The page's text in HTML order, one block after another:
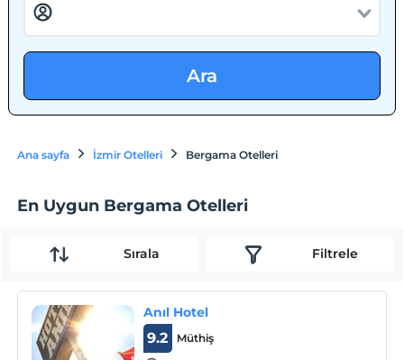
Ara
Ana sayfa İzmir Otelleri Bergama Otelleri
En Uygun Bergama Otelleri
Sırala Filtrele
Anıl Hotel
Müthiş
9.2